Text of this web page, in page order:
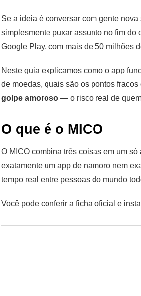
Se a ideia é conversar com gente
simplesmente puxar assunto no fim do
Google Play, com mais de 50 milhões
Neste guia explicamos como o app
de moedas, quais são os pontos
golpe amoroso — o risco real de
O que é o MICO
O MICO combina três coisas em um
exatamente um app de namoro nem
tempo real entre pessoas do mundo
Você pode conferir a ficha oficial e